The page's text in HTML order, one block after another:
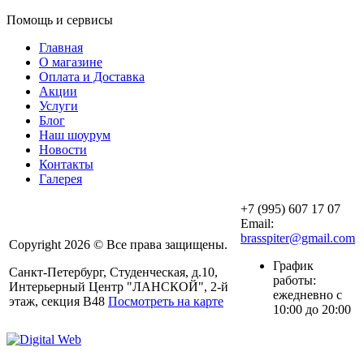
Помощь и сервисы
Главная
О магазине
Оплата и Доставка
Акции
Услуги
Блог
Наш шоурум
Новости
Контакты
Галерея
Copyright 2026 © Все права защищены.
Санкт-Петербург, Студенческая, д.10,
Интерьерный Центр "ЛАНСКОЙ", 2-й
этаж, секция В48 Посмотреть на карте
+7 (995) 607 17 07
Email:
brasspiter@gmail.com
График
работы:
ежедневно с
10:00 до 20:00